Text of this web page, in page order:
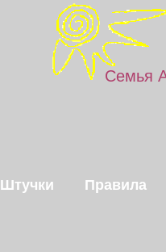
Семья
Штучки Правила